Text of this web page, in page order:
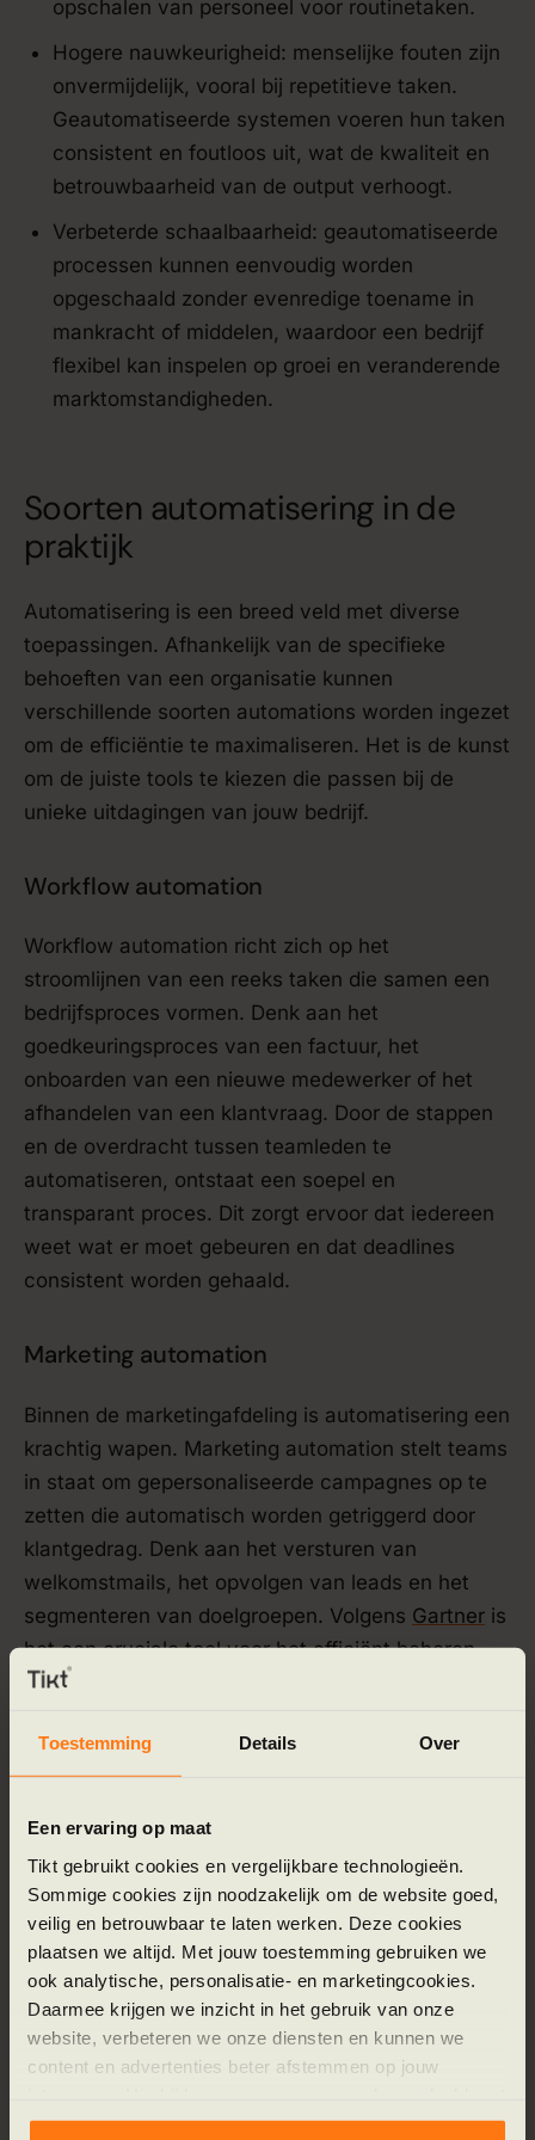
Toestemming Details Over
Een ervaring op maat
Tikt gebruikt cookies en vergelijkbare technologieën.
Sommige cookies zijn noodzakelijk om de website goed,
veilig en betrouwbaar te laten werken. Deze cookies
plaatsen we altijd. Met jouw toestemming gebruiken we
ook analytische, personalisatie- en marketingcookies.
Daarmee krijgen we inzicht in het gebruik van onze
website, verbeteren we onze diensten en kunnen we
content en advertenties beter afstemmen op jouw
externe partners.
opschalen van personeel voor routinetaken.
Hogere nauwkeurigheid: menselijke fouten zijn
onvermijdelijk, vooral bij repetitieve taken.
Geautomatiseerde systemen voeren hun taken
consistent en foutloos uit, wat de kwaliteit en
betrouwbaarheid van de output verhoogt.
Verbeterde schaalbaarheid: geautomatiseerde
processen kunnen eenvoudig worden
opgeschaald zonder evenredige toename in
mankracht of middelen, waardoor een bedrijf
flexibel kan inspelen op groei en veranderende
marktomstandigheden.
Soorten automatisering in de
praktijk
Automatisering is een breed veld met diverse
toepassingen. Afhankelijk van de specifieke
behoeften van een organisatie kunnen
verschillende soorten automations worden ingezet
om de efficiëntie te maximaliseren. Het is de kunst
om de juiste tools te kiezen die passen bij de
unieke uitdagingen van jouw bedrijf.
Workflow automation
Workflow automation richt zich op het
stroomlijnen van een reeks taken die samen een
bedrijfsproces vormen. Denk aan het
goedkeuringsproces van een factuur, het
onboarden van een nieuwe medewerker of het
afhandelen van een klantvraag. Door de stappen
en de overdracht tussen teamleden te
automatiseren, ontstaat een soepel en
transparant proces. Dit zorgt ervoor dat iedereen
weet wat er moet gebeuren en dat deadlines
consistent worden gehaald.
Marketing automation
Binnen de marketingafdeling is automatisering een
krachtig wapen. Marketing automation stelt teams
in staat om gepersonaliseerde campagnes op te
zetten die automatisch worden getriggerd door
klantgedrag. Denk aan het versturen van
welkomstmails, het opvolgen van leads en het
segmenteren van doelgroepen. Volgens Gartner is
het een cruciale tool voor het efficiënt beheren
van de klantreis en het verhogen van de
bedrijfsprocessen automatiseren. Dit gaat verder
dan individuele taken en workflows en raakt de
kern van de operationele structuur. Voorbeelden
zijn voorraadbeheer, financiële rapportages en
logistieke planning. Door deze complexe systemen
te integreren en automatiseren, creëer je een
kan beslissen. Een goed startpunt hiervoor is het